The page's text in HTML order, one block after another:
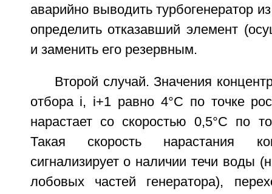
аварийно выводить турбогенератор
определить отказавший элемент
и заменить его резервным.
Второй случай. Значения
отбора i, i+1 равно 4°С по точке
нарастает со скоростью 0,5°С по
Такая скорость нарастания
сигнализирует о наличии течи воды
лобовых частей генератора),